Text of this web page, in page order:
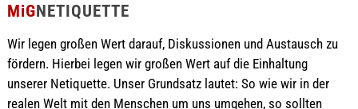
MiGNETIQUETTE
Wir legen großen Wert darauf, Diskussionen und Austausch zu
fördern. Hierbei legen wir großen Wert auf die Einhaltung
unserer Netiquette. Unser Grundsatz lautet: So wie wir in der
realen Welt mit den Menschen um uns umgehen, so sollten